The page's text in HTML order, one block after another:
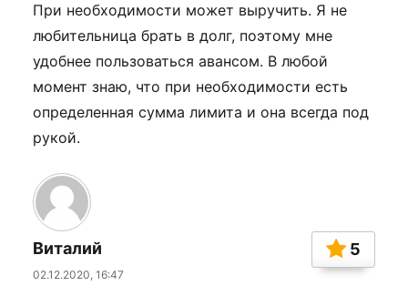
При необходимости может выручить. Я не
любительница брать в долг, поэтому мне
удобнее пользоваться авансом. В любой
момент знаю, что при необходимости есть
определенная сумма лимита и она всегда под
рукой.
Виталий
02.12.2020, 16:47
5